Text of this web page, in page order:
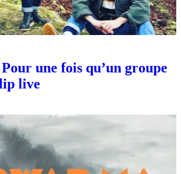
une fois qu’un groupe
live